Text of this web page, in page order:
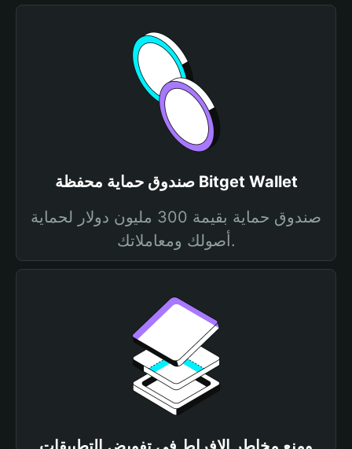
صندوق حماية محفظة Bitget Wallet
صندوق حماية بقيمة 300 مليون دولار لحماية
أصولك ومعاملاتك.